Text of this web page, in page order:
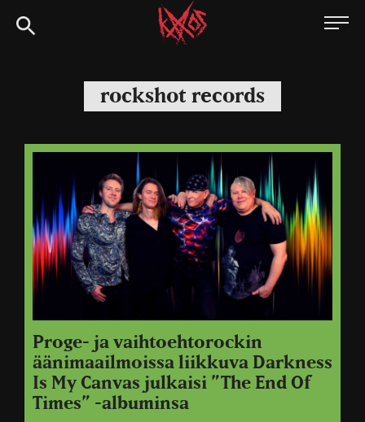
Siirry
suoraan
Kaaoszine
rockshot records
Proge- ja vaihtoehtorockin
äänimaailmoissa liikkuva Darkness
Is My Canvas julkaisi ”The End Of
Times” -albuminsa